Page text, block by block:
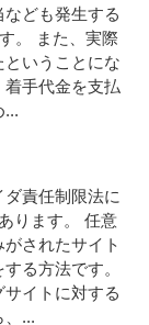
ども発生する
。 また、実際
いうことにな
手代金を支払
...
責任制限法に
ります。 任意
されたサイト
る方法です。
イトに対する
、...